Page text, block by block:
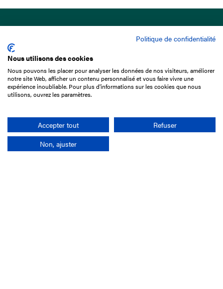
15 Boulevard de Douaumont
75017 Paris
01 49 10 20 29
Rechercher
Politique de confidentialité
Nous utilisons des cookies
Nous pouvons les placer pour analyser les données de nos visiteurs, améliorer
notre site Web, afficher un contenu personnalisé et vous faire vivre une
expérience inoubliable. Pour plus d'informations sur les cookies que nous
utilisons, ouvrez les paramètres.
Accepter tout
Refuser
Non, ajuster